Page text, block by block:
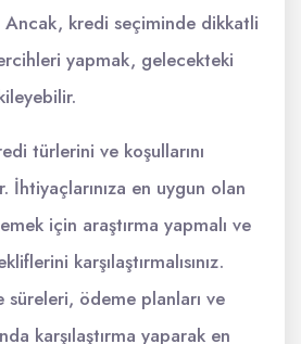
kredi seçiminde dikkatli
yapmak, gelecekteki
türlerini ve koşullarını
İhtiyaçlarınıza en uygun olan
için araştırma yapmalı ve
karşılaştırmalısınız.
süreleri, ödeme planları ve
karşılaştırma yaparak en